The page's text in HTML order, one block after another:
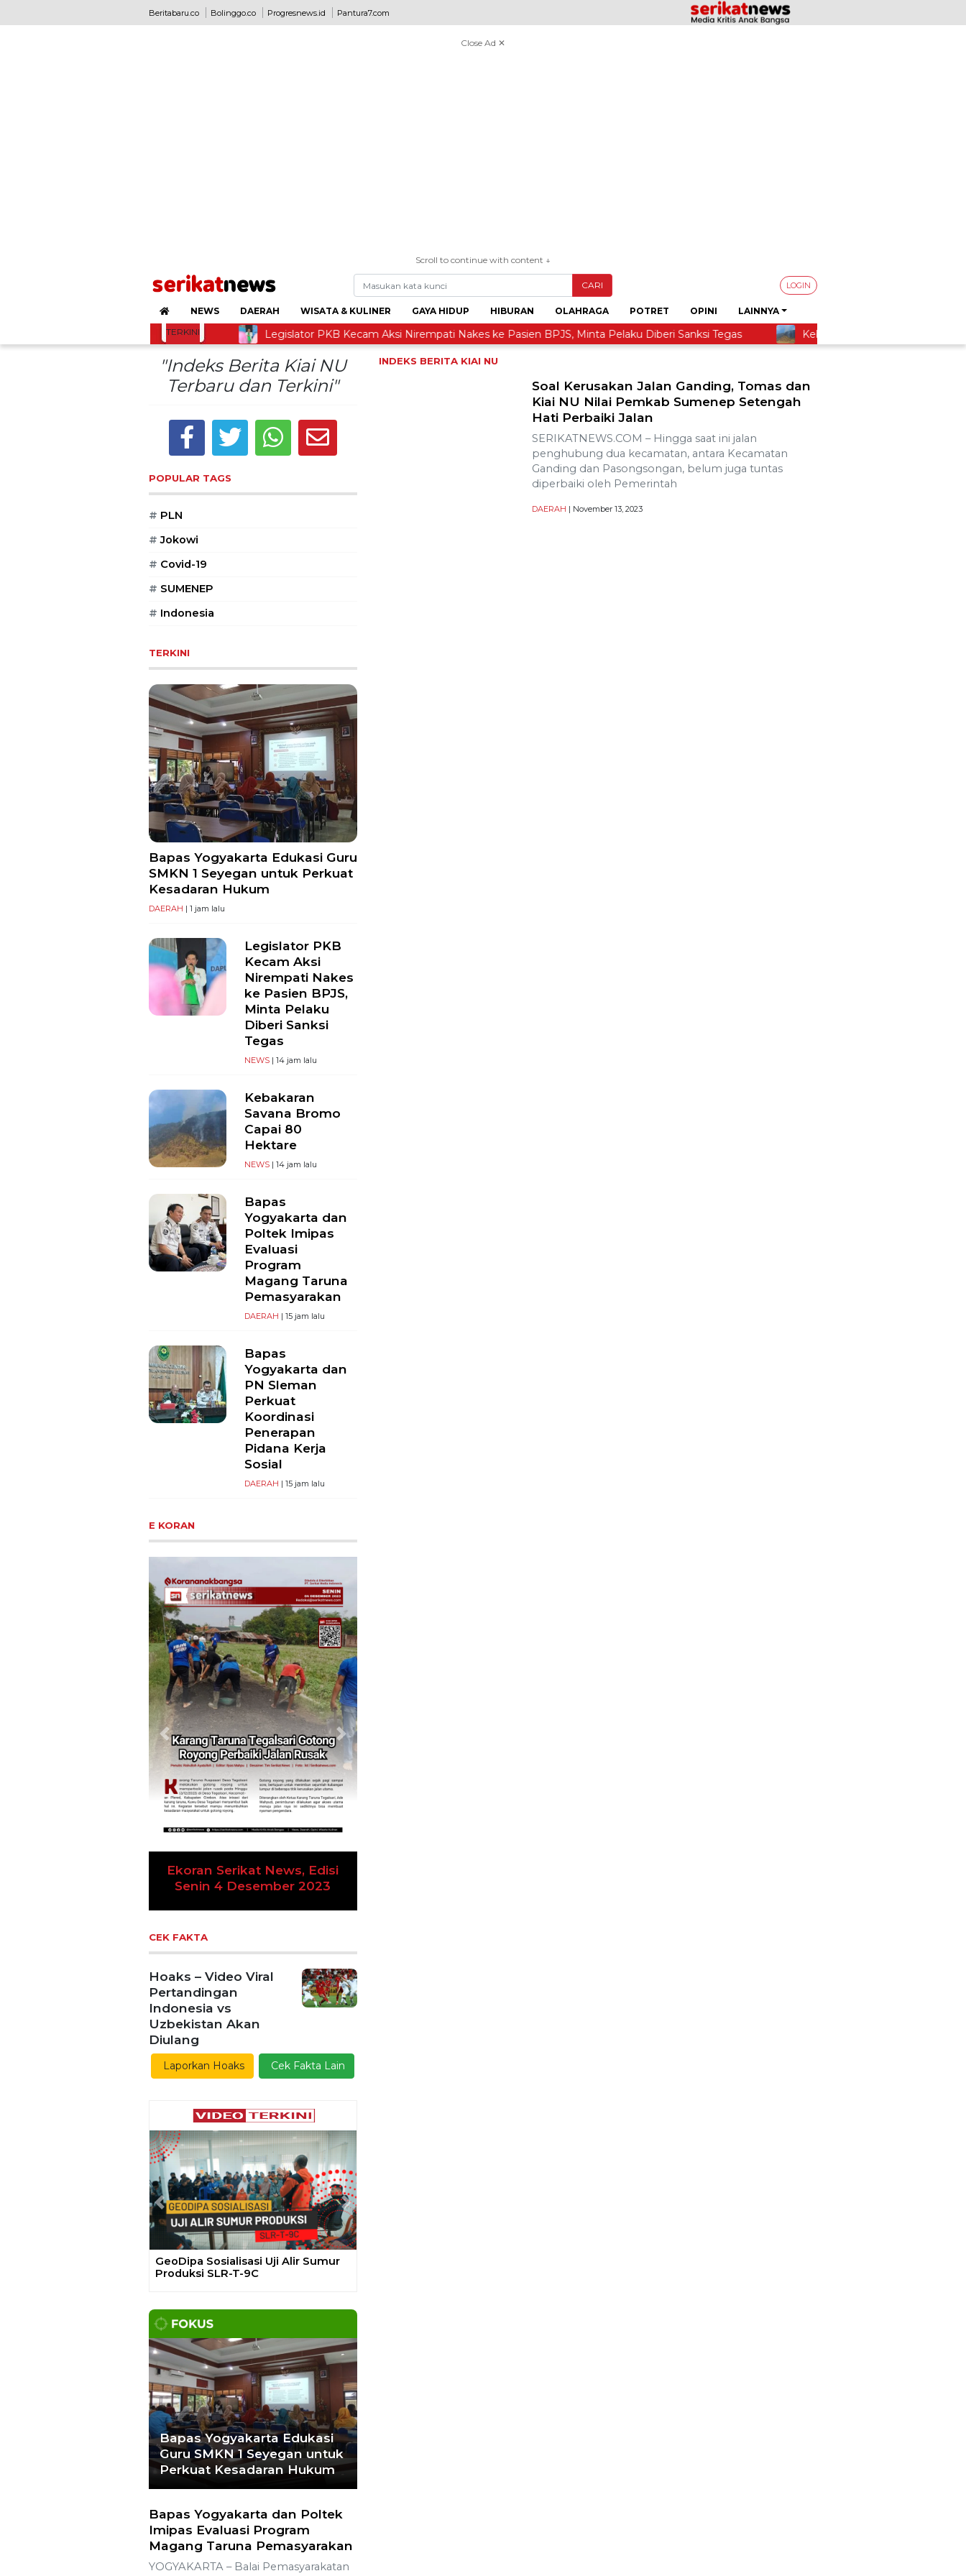
Beritabaru.co Bolinggo.co Progresnews.id Pantura7.com
Close Ad ✕
Scroll to continue with content ↓
CARI LOGIN
NEWS DAERAH WISATA & KULINER GAYA HIDUP HIBURAN OLAHRAGA POTRET OPINI
LAINNYA
TERKINI
untuk Perkuat Kesadaran Hukum Legislator PKB Kecam Aksi Nirempati Nakes ke Pasien BPJS, Minta Pelaku Diberi Sanksi Tegas Kebakaran Savana Bromo Capai 80
INDEKS BERITA KIAI NU
Soal Kerusakan Jalan Ganding, Tomas dan
Kiai NU Nilai Pemkab Sumenep Setengah
Hati Perbaiki Jalan
SERIKATNEWS.COM – Hingga saat ini jalan
penghubung dua kecamatan, antara Kecamatan
Ganding dan Pasongsongan, belum juga tuntas
diperbaiki oleh Pemerintah
DAERAH | November 13, 2023
"Indeks Berita Kiai NU
Terbaru dan Terkini"
POPULAR TAGS
# PLN
# Jokowi
# Covid-19
# SUMENEP
# Indonesia
TERKINI
Bapas Yogyakarta Edukasi Guru
SMKN 1 Seyegan untuk Perkuat
Kesadaran Hukum
DAERAH | 1 jam lalu
Legislator PKB
Kecam Aksi
Nirempati Nakes
ke Pasien BPJS,
Minta Pelaku
Diberi Sanksi
Tegas
NEWS | 14 jam lalu
Kebakaran
Savana Bromo
Capai 80
Hektare
NEWS | 14 jam lalu
Bapas
Yogyakarta dan
Poltek Imipas
Evaluasi
Program
Magang Taruna
Pemasyarakan
DAERAH | 15 jam lalu
Bapas
Yogyakarta dan
PN Sleman
Perkuat
Koordinasi
Penerapan
Pidana Kerja
Sosial
DAERAH | 15 jam lalu
E KORAN
Ekoran Serikat News, Edisi
Senin 4 Desember 2023
Previous Next
CEK FAKTA
Hoaks – Video Viral
Pertandingan
Indonesia vs
Uzbekistan Akan
Diulang
Laporkan Hoaks Cek Fakta Lain
GeoDipa Sosialisasi Uji Alir Sumur
Produksi SLR-T-9C
Previous Next
Bapas Yogyakarta Edukasi
Guru SMKN 1 Seyegan untuk
Perkuat Kesadaran Hukum
Bapas Yogyakarta dan Poltek
Imipas Evaluasi Program
Magang Taruna Pemasyarakan
YOGYAKARTA – Balai Pemasyarakatan